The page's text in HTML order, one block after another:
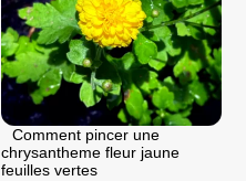
Comment pincer une
chrysantheme fleur jaune
feuilles vertes